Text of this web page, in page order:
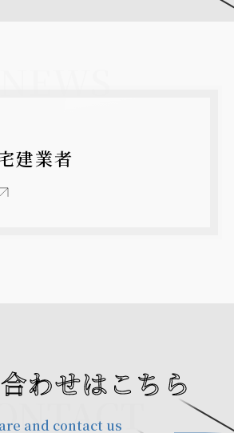
建業者
わせはこちら
and contact us